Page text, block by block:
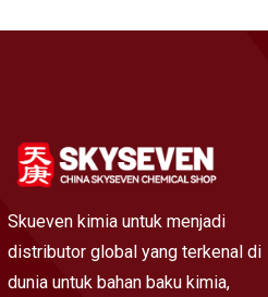
Skueven kimia untuk menjadi
distributor global yang terkenal di
dunia untuk bahan baku kimia,